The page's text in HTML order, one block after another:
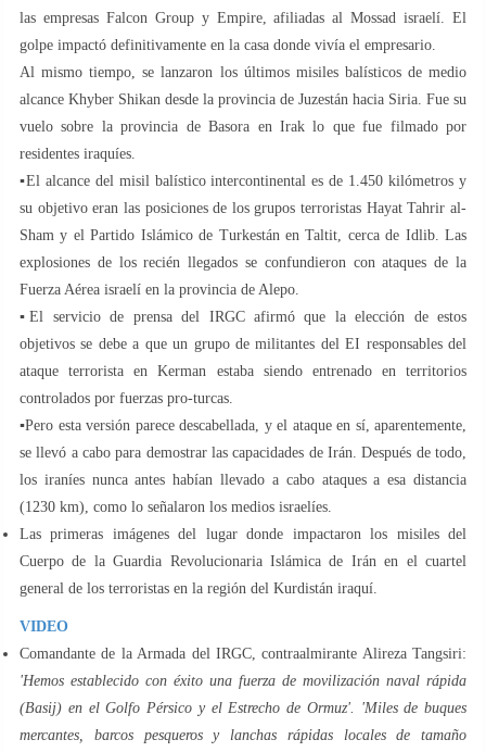
las empresas Falcon Group y Empire, afiliadas al Mossad israelí. El
golpe impactó definitivamente en la casa donde vivía el empresario.
Al mismo tiempo, se lanzaron los últimos misiles balísticos de medio
alcance Khyber Shikan desde la provincia de Juzestán hacia Siria. Fue su
vuelo sobre la provincia de Basora en Irak lo que fue filmado por
residentes iraquíes.
▪️El alcance del misil balístico intercontinental es de 1.450 kilómetros y
su objetivo eran las posiciones de los grupos terroristas Hayat Tahrir al-
Sham y el Partido Islámico de Turkestán en Taltit, cerca de Idlib. Las
explosiones de los recién llegados se confundieron con ataques de la
Fuerza Aérea israelí en la provincia de Alepo.
▪️El servicio de prensa del IRGC afirmó que la elección de estos
objetivos se debe a que un grupo de militantes del EI responsables del
ataque terrorista en Kerman estaba siendo entrenado en territorios
controlados por fuerzas pro-turcas.
▪️Pero esta versión parece descabellada, y el ataque en sí, aparentemente,
se llevó a cabo para demostrar las capacidades de Irán. Después de todo,
los iraníes nunca antes habían llevado a cabo ataques a esa distancia
(1230 km), como lo señalaron los medios israelíes.
Las primeras imágenes del lugar donde impactaron los misiles del
Cuerpo de la Guardia Revolucionaria Islámica de Irán en el cuartel
general de los terroristas en la región del Kurdistán iraquí.
VIDEO
Comandante de la Armada del IRGC, contraalmirante Alireza Tangsiri:
'Hemos establecido con éxito una fuerza de movilización naval rápida
(Basij) en el Golfo Pérsico y el Estrecho de Ormuz'. 'Miles de buques
mercantes, barcos pesqueros y lanchas rápidas locales de tamaño